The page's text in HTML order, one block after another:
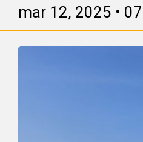
mar 12, 2025 •